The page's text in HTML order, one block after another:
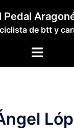
Pedal
de btt y
Alternar